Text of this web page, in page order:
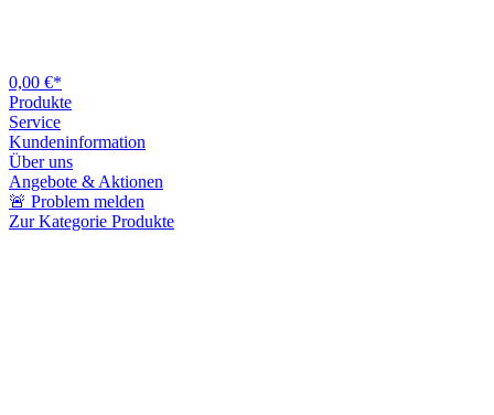
0,00 €*
Produkte
Service
Kundeninformation
Über uns
Angebote & Aktionen
🚨 Problem melden
Zur Kategorie Produkte